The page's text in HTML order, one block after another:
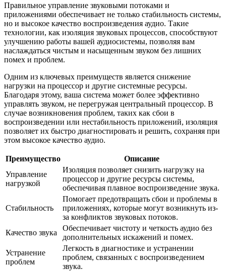
Правильное управление звуковыми потоками и
приложениями обеспечивает не только стабильность системы,
но и высокое качество воспроизведения аудио. Такие
технологии, как изоляция звуковых процессов, способствуют
улучшению работы вашей аудиосистемы, позволяя вам
наслаждаться чистым и насыщенным звуком без лишних
помех и проблем.
Одним из ключевых преимуществ является снижение
нагрузки на процессор и другие системные ресурсы.
Благодаря этому, ваша система может более эффективно
управлять звуком, не перегружая центральный процессор. В
случае возникновения проблем, таких как сбои в
воспроизведении или нестабильность приложений, изоляция
позволяет их быстро диагностировать и решить, сохраняя при
этом высокое качество аудио.
Преимущество
Описание
Управление
нагрузкой
Изоляция позволяет снизить нагрузку на
процессор и другие ресурсы системы,
обеспечивая плавное воспроизведение звука.
Стабильность
Помогает предотвращать сбои и проблемы в
приложениях, которые могут возникнуть из-
за конфликтов звуковых потоков.
Качество звука
Обеспечивает чистоту и четкость аудио без
дополнительных искажений и помех.
Устранение
проблем
Легкость в диагностике и устранении
проблем, связанных с воспроизведением
звука.